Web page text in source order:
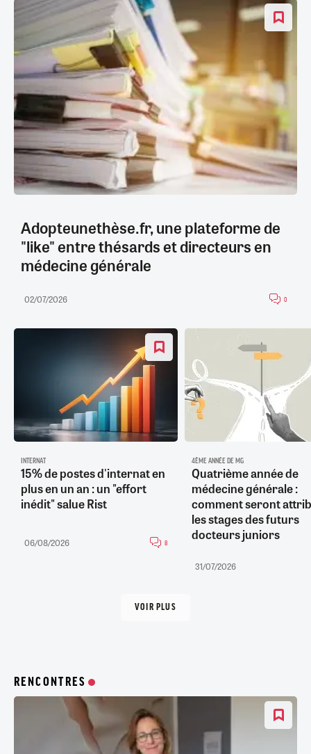
Adopteunethèse.fr, une plateforme de
"like" entre thésards et directeurs en
médecine générale
02/07/2026 0
INTERNAT
15% de postes d'internat en
plus en un an : un "effort
inédit" salue Rist
06/08/2026 8
4ÈME ANNÉE DE MG
Quatrième année de
médecine générale :
comment seront
les stages des futurs
docteurs juniors
31/07/2026
VOIR PLUS
RENCONTRES